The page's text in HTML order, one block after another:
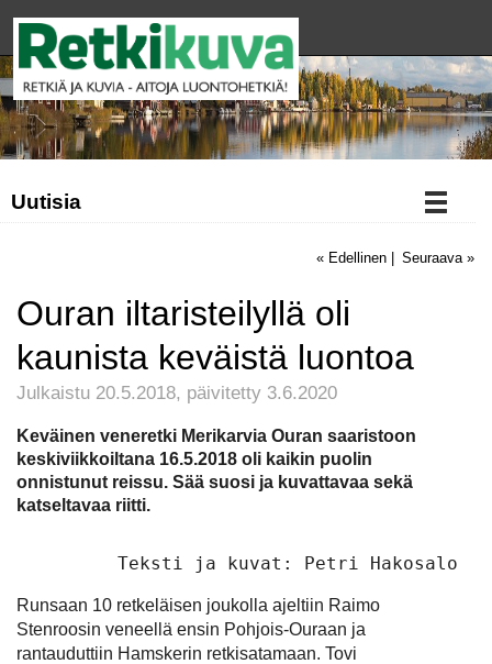
Uutisia
« Edellinen Seuraava »
Ouran iltaristeilyllä oli
kaunista keväistä luontoa
Julkaistu 20.5.2018, päivitetty 3.6.2020
Keväinen veneretki Merikarvia Ouran saaristoon
keskiviikkoiltana 16.5.2018 oli kaikin puolin
onnistunut reissu. Sää suosi ja kuvattavaa sekä
katseltavaa riitti.
Teksti ja kuvat: Petri Hakosalo
Runsaan 10 retkeläisen joukolla ajeltiin Raimo
Stenroosin veneellä ensin Pohjois-Ouraan ja
rantauduttiin Hamskerin retkisatamaan. Tovi